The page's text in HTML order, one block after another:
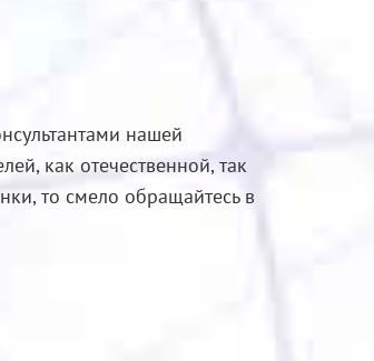
нашей
как отечественной, так
то смело обращайтесь в